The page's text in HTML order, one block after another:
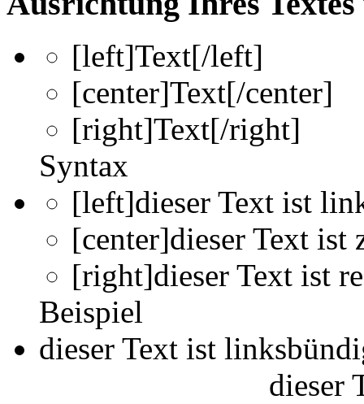
[left]Text[/left]
[center]Text[/center]
[right]Text[/right]
Syntax
[left]dieser Text ist
[center]dieser Text ist
[right]dieser Text ist
Beispiel
dieser Text ist
dieser